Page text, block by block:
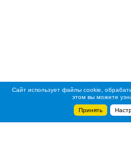
Сайт использует файлы cookie,
этом вы можете
Принять